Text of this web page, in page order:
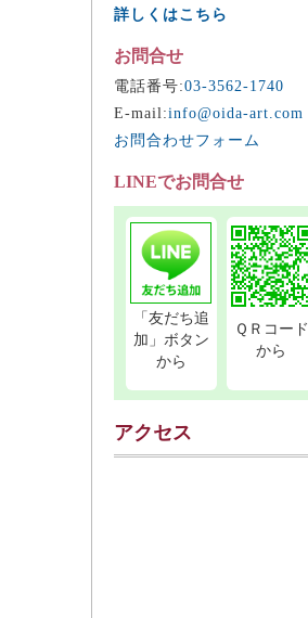
詳しくはこちら
お問合せ
電話番号:03-3562-1740
E-mail:info@oida-art.com
お問合わせフォーム
LINEでお問合せ
「友だち追
加」ボタン
から
ＱＲコード
から
アクセス